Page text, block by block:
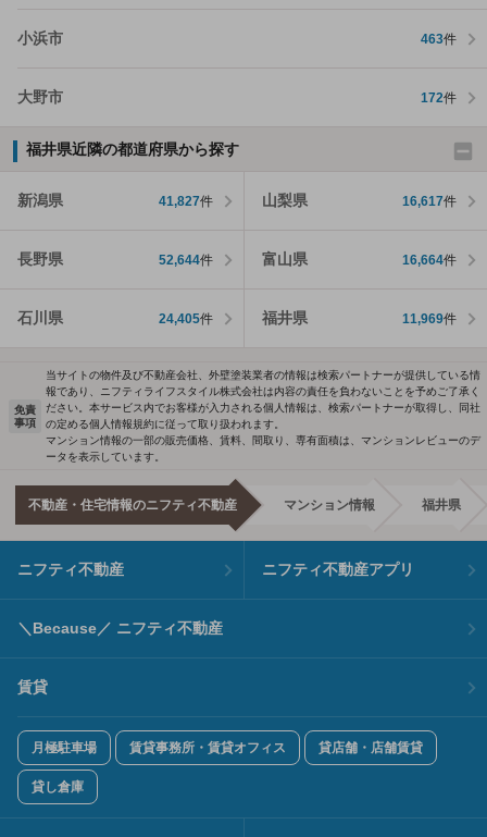
小浜市 463件
大野市 172件
福井県近隣の都道府県から探す
新潟県 41,827件 山梨県 16,617件
長野県 52,644件 富山県 16,664件
石川県 24,405件 福井県 11,969件
免責
事項
当サイトの物件及び不動産会社、外壁塗装業者の情報は検索パートナーが提供している情
報であり、ニフティライフスタイル株式会社は内容の責任を負わないことを予めご了承く
ださい。本サービス内でお客様が入力される個人情報は、検索パートナーが取得し、同社
の定める個人情報規約に従って取り扱われます。
マンション情報の一部の販売価格、賃料、間取り、専有面積は、マンションレビューのデ
ータを表示しています。
不動産・住宅情報のニフティ不動産 マンション情報 福井県
ニフティ不動産 ニフティ不動産アプリ
＼Because／ ニフティ不動産
賃貸
月極駐車場 賃貸事務所・賃貸オフィス 貸店舗・店舗賃貸
貸し倉庫